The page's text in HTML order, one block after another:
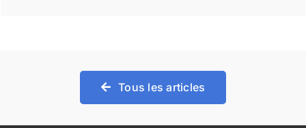
Tous les articles